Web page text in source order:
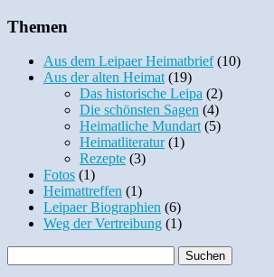
Themen
Aus dem Leipaer Heimatbrief(10)
Aus der alten Heimat(19)
Das historische Leipa (2)
Die schönsten Sagen (4)
Heimatliche Mundart(5)
Heimatliteratur(1)
Rezepte (3)
Fotos (1)
Heimattreffen (1)
Leipaer Biographien (6)
Weg der Vertreibung (1)